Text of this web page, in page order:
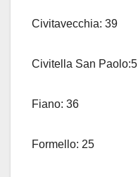
Civitavecchia: 39
Civitella San Paolo:5
Fiano: 36
Formello: 25